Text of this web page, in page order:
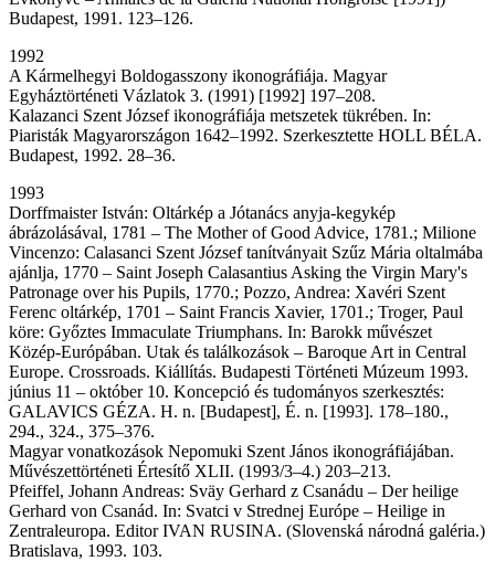
Budapest, 1991. 123–126.
1992
A Kármelhegyi Boldogasszony ikonográfiája. Magyar
Egyháztörténeti Vázlatok 3. (1991) [1992] 197–208.
Kalazanci Szent József ikonográfiája metszetek tükrében. In:
Piaristák Magyarországon 1642–1992. Szerkesztette HOLL BÉLA.
Budapest, 1992. 28–36.
1993
Dorffmaister István: Oltárkép a Jótanács anyja-kegykép
ábrázolásával, 1781 – The Mother of Good Advice, 1781.; Milione
Vincenzo: Calasanci Szent József tanítványait Szűz Mária oltalmába
ajánlja, 1770 – Saint Joseph Calasantius Asking the Virgin Mary's
Patronage over his Pupils, 1770.; Pozzo, Andrea: Xavéri Szent
Ferenc oltárkép, 1701 – Saint Francis Xavier, 1701.; Troger, Paul
köre: Győztes Immaculate Triumphans. In: Barokk művészet
Közép-Európában. Utak és találkozások – Baroque Art in Central
Europe. Crossroads. Kiállítás. Budapesti Történeti Múzeum 1993.
június 11 – október 10. Koncepció és tudományos szerkesztés:
GALAVICS GÉZA. H. n. [Budapest], É. n. [1993]. 178–180.,
294., 324., 375–376.
Magyar vonatkozások Nepomuki Szent János ikonográfiájában.
Művészettörténeti Értesítő XLII. (1993/3–4.) 203–213.
Pfeiffel, Johann Andreas: Sväy Gerhard z Csanádu – Der heilige
Gerhard von Csanád. In: Svatci v Strednej Európe – Heilige in
Zentraleuropa. Editor IVAN RUSINA. (Slovenská národná galéria.)
Bratislava, 1993. 103.